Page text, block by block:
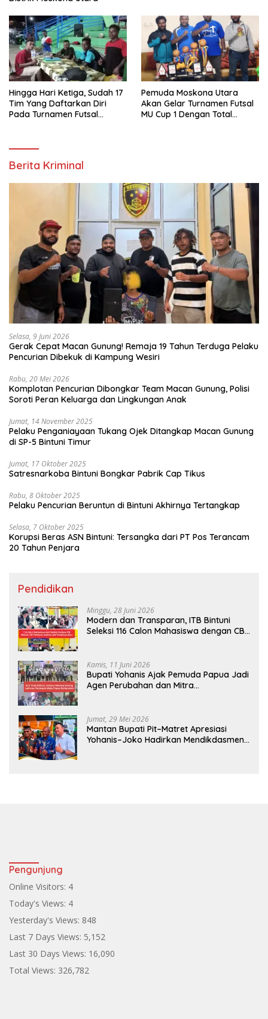
Hingga Hari Ketiga, Sudah 17
Tim Yang Daftarkan Diri
Pada Turnamen Futsal
Pemuda Moskona Utara
Akan Gelar Turnamen Futsal
MU Cup 1 Dengan Total
Berita Kriminal
Selasa, 9 Juni 2026
Gerak Cepat Macan Gunung! Remaja 19 Tahun Terduga Pelaku
Pencurian Dibekuk di Kampung Wesiri
Rabu, 20 Mei 2026
Komplotan Pencurian Dibongkar Team Macan Gunung, Polisi
Soroti Peran Keluarga dan Lingkungan Anak
Jumat, 14 November 2025
Pelaku Penganiayaan Tukang Ojek Ditangkap Macan Gunung
di SP-5 Bintuni Timur
Jumat, 17 Oktober 2025
Satresnarkoba Bintuni Bongkar Pabrik Cap Tikus
Rabu, 8 Oktober 2025
Pelaku Pencurian Beruntun di Bintuni Akhirnya Tertangkap
Selasa, 7 Oktober 2025
Korupsi Beras ASN Bintuni: Tersangka dari PT Pos Terancam
20 Tahun Penjara
Pendidikan
Minggu, 28 Juni 2026
Modern dan Transparan, ITB Bintuni
Seleksi 116 Calon Mahasiswa dengan CBT
Kamis, 11 Juni 2026
Bupati Yohanis Ajak Pemuda Papua Jadi
Agen Perubahan dan Mitra
Jumat, 29 Mei 2026
Mantan Bupati Pit–Matret Apresiasi
Yohanis–Joko Hadirkan Mendikdasmen
Pengunjung
Online Visitors: 4
Today's Views: 4
Yesterday's Views: 848
Last 7 Days Views: 5,152
Last 30 Days Views: 16,090
Total Views: 326,782